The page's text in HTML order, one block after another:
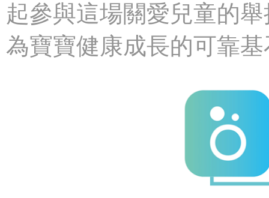
起參與這場關愛兒童的
為寶寶健康成長的可靠